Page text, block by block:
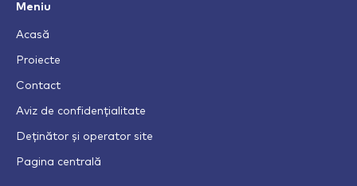
Meniu
Acasă
Proiecte
Contact
Aviz de confidențialitate
Deținător și operator site
Pagina centrală